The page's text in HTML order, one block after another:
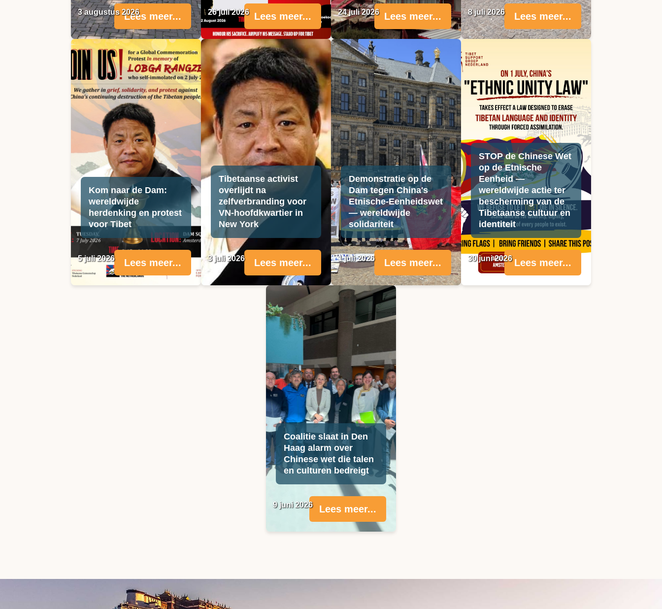
3 augustus 2026Lees meer... 26 juli 2026 Lees meer... 24 juli 2026 Lees meer... 8 juli 2026 Lees meer...
5 juli 2026
Kom naar de Dam:
wereldwijde
herdenking en protest
voor Tibet
Lees meer... 3 juli 2026
Tibetaanse activist
overlijdt na
zelfverbranding voor
VN-hoofdkwartier in
New York
Lees meer... 1 juli 2026
Demonstratie op de
Dam tegen China's
Etnische-Eenheidswet
— wereldwijde
solidariteit
Lees meer... 30 juni 2026
STOP de Chinese Wet
op de Etnische
Eenheid —
wereldwijde actie ter
bescherming van de
Tibetaanse cultuur en
identiteit
Lees meer...
9 juni 2026
Coalitie slaat in Den
Haag alarm over
Chinese wet die talen
en culturen bedreigt
Lees meer...